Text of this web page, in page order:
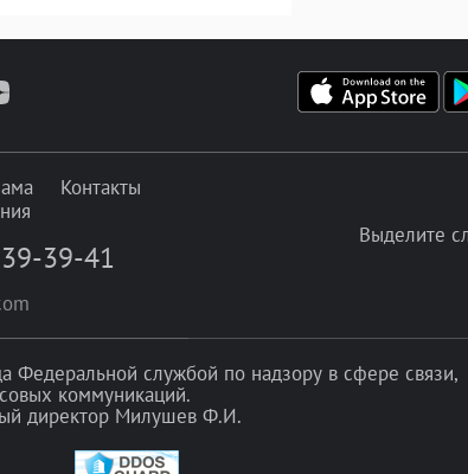
Контакты
39-39-41
Выделите
службой по надзору в сфере связи,
коммуникаций.
директор Милушев Ф.И.